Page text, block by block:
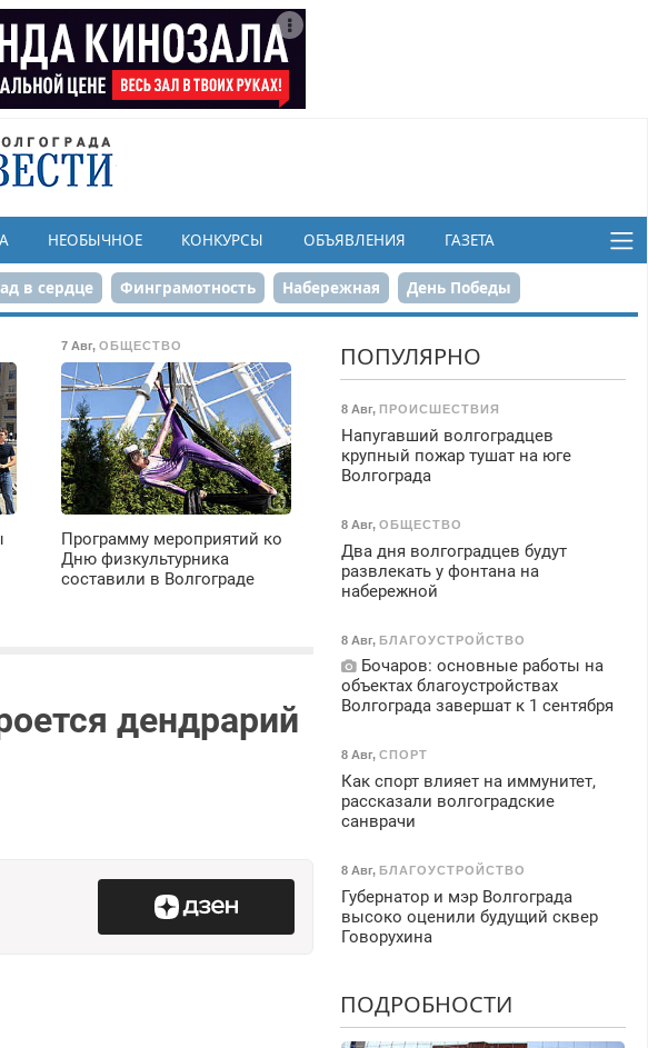
НЕОБЫЧНОЕ КОНКУРСЫ ОБЪЯВЛЕНИЯ ГАЗЕТА
в сердце Финграмотность Набережная День Победы
Парк Героев-летчиков
7 Авг, ОБЩЕСТВО
Программу мероприятий ко
Дню физкультурника
составили в Волгограде
дендрарий
ПОПУЛЯРНО
8 Авг, ПРОИСШЕСТВИЯ
Напугавший волгоградцев
крупный пожар тушат на юге
Волгограда
8 Авг, ОБЩЕСТВО
Два дня волгоградцев будут
развлекать у фонтана на
набережной
8 Авг, БЛАГОУСТРОЙСТВО
Бочаров: основные работы на
объектах благоустройствах
Волгограда завершат к 1 сентября
8 Авг, СПОРТ
Как спорт влияет на иммунитет,
рассказали волгоградские
санврачи
8 Авг, БЛАГОУСТРОЙСТВО
Губернатор и мэр Волгограда
высоко оценили будущий сквер
Говорухина
ПОДРОБНОСТИ